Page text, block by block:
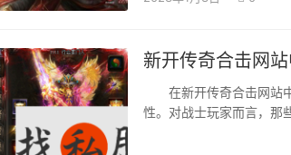
新开传奇合击网
在新开传奇合击网站中
性。对战士玩家而言，那